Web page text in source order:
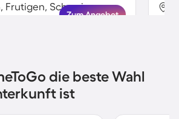
Frutigen, Schweiz
Zum Angebot
die beste Wahl
ist